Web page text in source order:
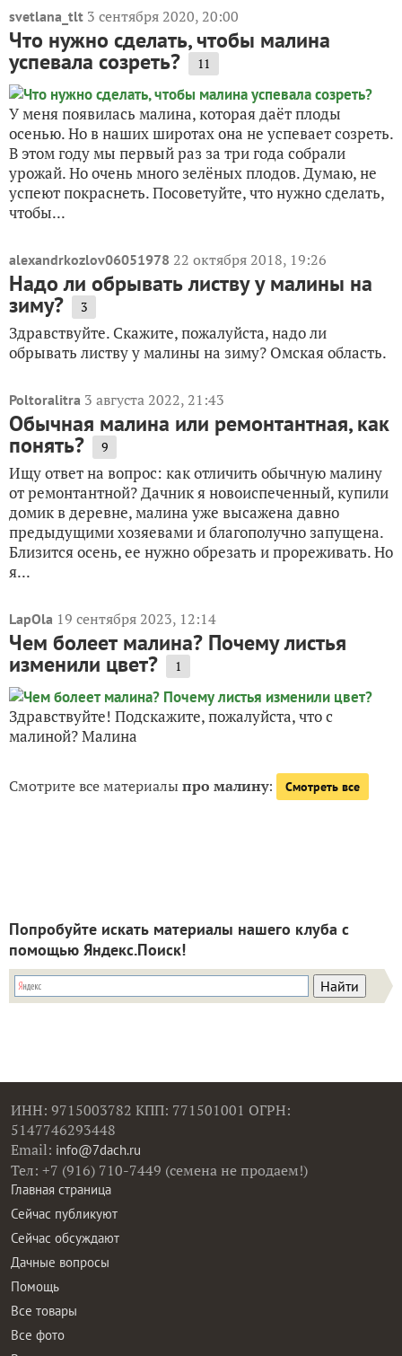
svetlana_tlt 3 сентября 2020, 20:00
Что нужно сделать, чтобы малина
успевала созреть? 11
У меня появилась малина, которая даёт плоды
осенью. Но в наших широтах она не успевает созреть.
В этом году мы первый раз за три года собрали
урожай. Но очень много зелёных плодов. Думаю, не
успеют покраснеть. Посоветуйте, что нужно сделать,
чтобы...
alexandrkozlov06051978 22 октября 2018, 19:26
Надо ли обрывать листву у малины на
зиму? 3
Здравствуйте. Скажите, пожалуйста, надо ли
обрывать листву у малины на зиму? Омская область.
Poltoralitra 3 августа 2022, 21:43
Обычная малина или ремонтантная, как
понять? 9
Ищу ответ на вопрос: как отличить обычную малину
от ремонтантной? Дачник я новоиспеченный, купили
домик в деревне, малина уже высажена давно
предыдущими хозяевами и благополучно запущена.
Близится осень, ее нужно обрезать и прореживать. Но
я...
LapOla 19 сентября 2023, 12:14
Чем болеет малина? Почему листья
изменили цвет? 1
Здравствуйте! Подскажите, пожалуйста, что с
малиной? Малина
Смотрите все материалыпро малину: Смотреть все
Попробуйте искать материалы нашего клуба с
помощью Яндекс.Поиск!
ИНН: 9715003782 КПП: 771501001 ОГРН:
5147746293448
Email: info@7dach.ru
Тел: +7 (916) 710-7449 (семена не продаем!)
Главная страница
Сейчас публикуют
Сейчас обсуждают
Дачные вопросы
Помощь
Все товары
Все фото